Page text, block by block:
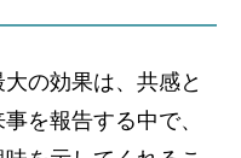
の効果は、共感と
を報告する中で、